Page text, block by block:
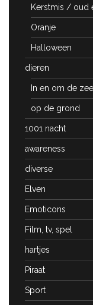
Kerstmis / oud
Oranje
Halloween
dieren
In en om de zee
op de grond
1001 nacht
awareness
diverse
Elven
Emoticons
Film, tv, spel
hartjes
Piraat
Sport